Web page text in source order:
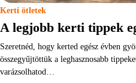
Kerti ötletek
A legjobb kerti tippek
Szeretnéd, hogy kerted egész évben
összegyűjtöttük a leghasznosabb
varázsolhatod…